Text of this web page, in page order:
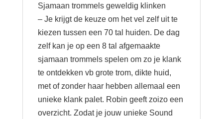
Sjamaan trommels geweldig klinken
– Je krijgt de keuze om het vel zelf uit te
kiezen tussen een 70 tal huiden. De dag
zelf kan je op een 8 tal afgemaakte
sjamaan trommels spelen om zo je klank
te ontdekken vb grote trom, dikte huid,
met of zonder haar hebben allemaal een
unieke klank palet. Robin geeft zoizo een
overzicht. Zodat je jouw unieke Sound